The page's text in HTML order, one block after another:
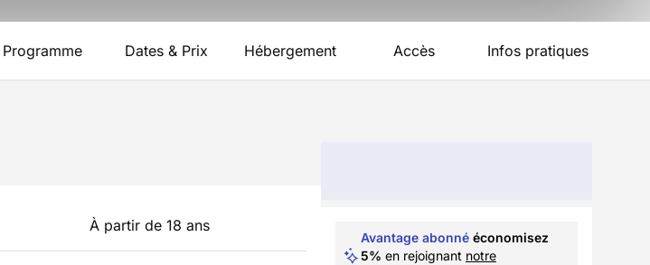
Programme Dates & Prix Hébergement Accès Infos pratiques
À partir de 18 ans
Avantage abonné économisez
5% en rejoignant notre